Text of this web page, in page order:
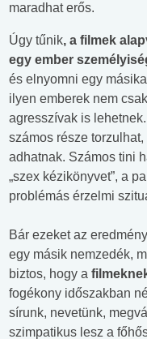
maradhat erős.
Úgy tűnik, a filmek
egy ember
és elnyomni egy
ilyen emberek nem
agresszívak is
számos része
adhatnak. Számos tini
„szex kézikönyvet”, a
problémás érzelmi
Bár ezeket az
egy másik nemzedék,
biztos, hogy a
fogékony időszakban
sírunk, nevetünk,
szimpatikus lesz a